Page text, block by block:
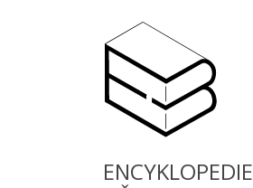
ENCYKLOPEDIE